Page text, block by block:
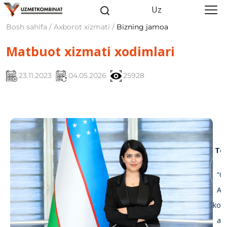
Uz
Bosh sahifa / Axborot xizmati / Bizning jamoa
Matbuot xizmati xodimlari
23.11.2023 04.05.2026 25928